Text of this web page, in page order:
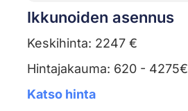
Ikkunoiden asennus
Keskihinta: 2247 €
Hintajakauma: 620 - 4275€
Katso hinta